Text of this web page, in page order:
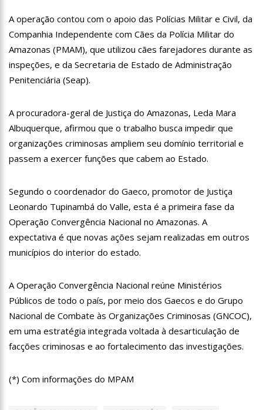
22:10 PRÉ-CANDIDATURA – ‘Vamos mostrar nossa força’, diz Arthur
ao ser ovacionado em festa popular
14:41 Mais de 50 unidades de saúde da Prefeitura ofertam vacina
contra a Covid-19 nesta semana em Manaus
13:57 Moradores celebram pagamento de indenizações do Anel
no Brasil
11:32 Engenheiro é o segundo brasileiro a viajar ao espaço, confira
agora:
11:07 Ucrânia recupera cerca de 20% do território perdido em
Sievierodonetsk
neste domingo em Manaus
15:24 Wilson Lima concede a 6.705 famílias o direito de uso da terra
em 11 Unidades de Conservação Estaduais
20:34 Capacitação para Conselheiros Tutelares do Amazonas tem
inicio programado para setembro
21:23 Após Receber R$21,4 Milhões Do Governo Do Amazonas,
Prime Serviços É Barrada Pelo CSC
18:55
Violinista Victor Camilo encanta a cidade de Manaus com
suas belas performance
19:03
Deputado Péricles Faz Manobra Que Pode Enterrar CPI Da
Pandemia, Na ALEAM
massa contra a Influenza, sendo disponibilizada para toda
A operação contou com o apoio das Polícias Militar e Civil, da
Companhia Independente com Cães da Polícia Militar do
Amazonas (PMAM), que utilizou cães farejadores durante as
inspeções, e da Secretaria de Estado de Administração
Penitenciária (Seap).
A procuradora-geral de Justiça do Amazonas, Leda Mara
Albuquerque, afirmou que o trabalho busca impedir que
organizações criminosas ampliem seu domínio territorial e
passem a exercer funções que cabem ao Estado.
Segundo o coordenador do Gaeco, promotor de Justiça
Leonardo Tupinambá do Valle, esta é a primeira fase da
Operação Convergência Nacional no Amazonas. A
expectativa é que novas ações sejam realizadas em outros
municípios do interior do estado.
A Operação Convergência Nacional reúne Ministérios
Públicos de todo o país, por meio dos Gaecos e do Grupo
Nacional de Combate às Organizações Criminosas (GNCOC),
em uma estratégia integrada voltada à desarticulação de
facções criminosas e ao fortalecimento das investigações.
(*) Com informações do MPAM